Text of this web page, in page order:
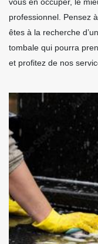
professionnel. Pensez
êtes à la recherche
tombale qui pourra
et profitez de nos